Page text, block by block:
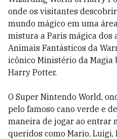
onde os visitantes
mundo mágico em uma
mistura a Paris mágica dos
Animais Fantásticos da
icônico Ministério da
Harry Potter.
O Super Nintendo World,
pelo famoso cano verde e
maneira de jogar ao entrar
queridos como Mario, Luigi,